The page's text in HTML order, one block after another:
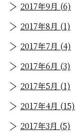
2017年9月 (6)
2017年8月 (1)
2017年7月 (4)
2017年6月 (3)
2017年5月 (1)
2017年4月 (15)
2017年3月 (5)